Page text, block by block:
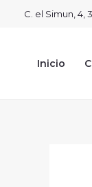
C. el Simun, 4,
Inicio